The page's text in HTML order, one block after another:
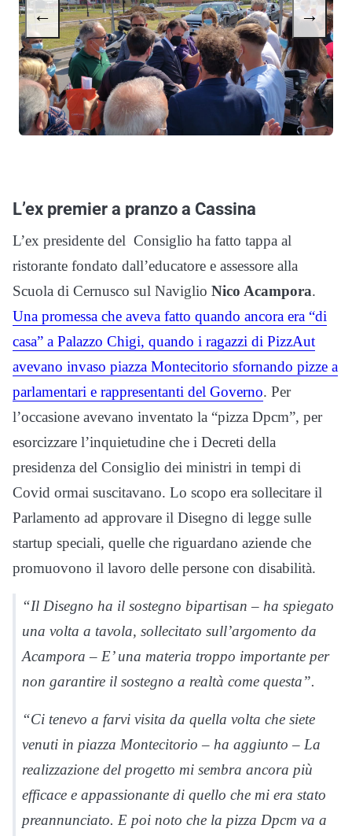
← →
L’ex premier a pranzo a Cassina
L’ex presidente del Consiglio ha fatto tappa al
ristorante fondato dall’educatore e assessore alla
Scuola di Cernusco sul Naviglio Nico Acampora.
Una promessa che aveva fatto quando ancora era “di
casa” a Palazzo Chigi, quando i ragazzi di PizzAut
avevano invaso piazza Montecitorio sfornando pizze a
parlamentari e rappresentanti del Governo. Per
l’occasione avevano inventato la “pizza Dpcm”, per
esorcizzare l’inquietudine che i Decreti della
presidenza del Consiglio dei ministri in tempi di
Covid ormai suscitavano. Lo scopo era sollecitare il
Parlamento ad approvare il Disegno di legge sulle
startup speciali, quelle che riguardano aziende che
promuovono il lavoro delle persone con disabilità.
“Il Disegno ha il sostegno bipartisan – ha spiegato
una volta a tavola, sollecitato sull’argomento da
Acampora – E’ una materia troppo importante per
non garantire il sostegno a realtà come questa”.
“Ci tenevo a farvi visita da quella volta che siete
venuti in piazza Montecitorio – ha aggiunto – La
realizzazione del progetto mi sembra ancora più
efficace e appassionante di quello che mi era stato
preannunciato. E poi noto che la pizza Dpcm va a